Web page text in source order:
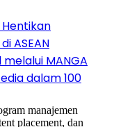
ASEAN
MANGA
dalam 100
manajemen
placement, dan